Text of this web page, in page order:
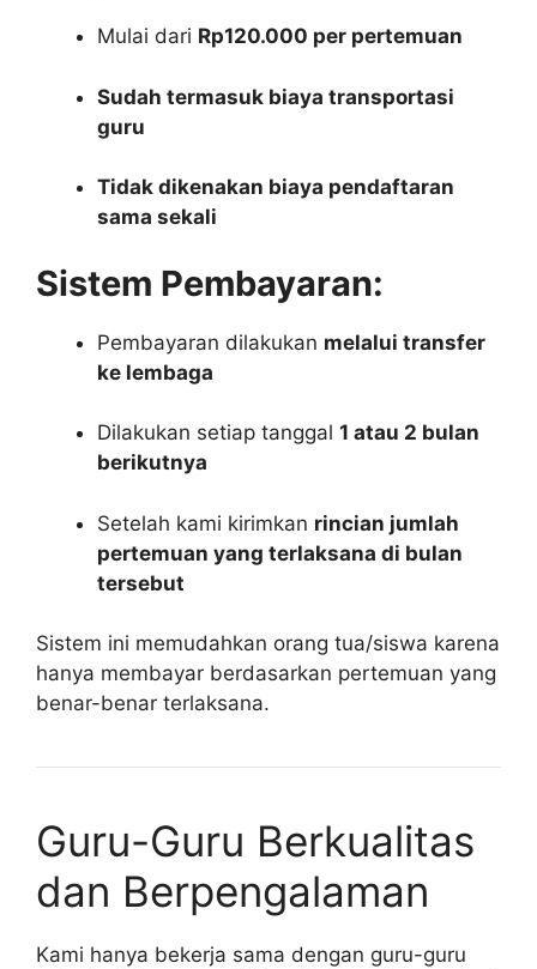
Mulai dari Rp120.000 per pertemuan
Sudah termasuk biaya transportasi
guru
Tidak dikenakan biaya pendaftaran
sama sekali
Sistem Pembayaran:
Pembayaran dilakukan melalui transfer
ke lembaga
Dilakukan setiap tanggal 1 atau 2 bulan
berikutnya
Setelah kami kirimkan rincian jumlah
pertemuan yang terlaksana di bulan
tersebut
Sistem ini memudahkan orang tua/siswa karena
hanya membayar berdasarkan pertemuan yang
benar-benar terlaksana.
Guru-Guru Berkualitas
dan Berpengalaman
Kami hanya bekerja sama dengan guru-guru